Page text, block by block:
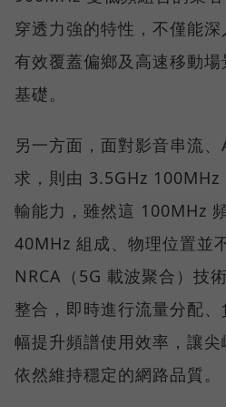
穿透力強的特性，不僅能
有效覆蓋偏鄉及高速移動
基礎。
另一方面，面對影音串流
求，則由 3.5GHz 100MHz
輸能力，雖然這 100MHz
40MHz 組成、物理位置並
NRCA（5G 載波聚合）技
整合，即時進行流量分配
幅提升頻譜使用效率，讓
依然維持穩定的網路品質。